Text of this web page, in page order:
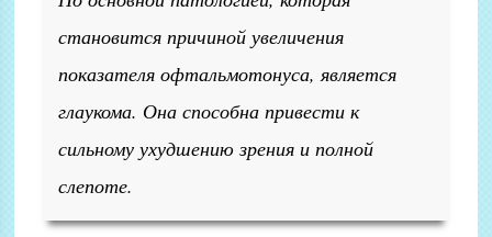
становится причиной увеличения
показателя офтальмотонуса, является
глаукома. Она способна привести к
сильному ухудшению зрения и полной
слепоте.